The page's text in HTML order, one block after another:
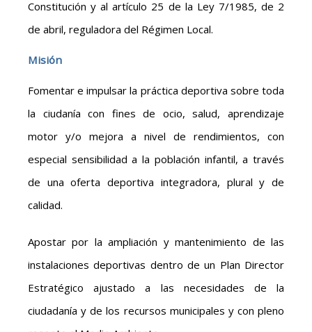
Constitución y al artículo 25 de la Ley 7/1985, de 2
de abril, reguladora del Régimen Local.
Misión
Fomentar e impulsar la práctica deportiva sobre toda
la ciudanía con fines de ocio, salud, aprendizaje
motor y/o mejora a nivel de rendimientos, con
especial sensibilidad a la población infantil, a través
de una oferta deportiva integradora, plural y de
calidad.
Apostar por la ampliación y mantenimiento de las
instalaciones deportivas dentro de un Plan Director
Estratégico ajustado a las necesidades de la
ciudadanía y de los recursos municipales y con pleno